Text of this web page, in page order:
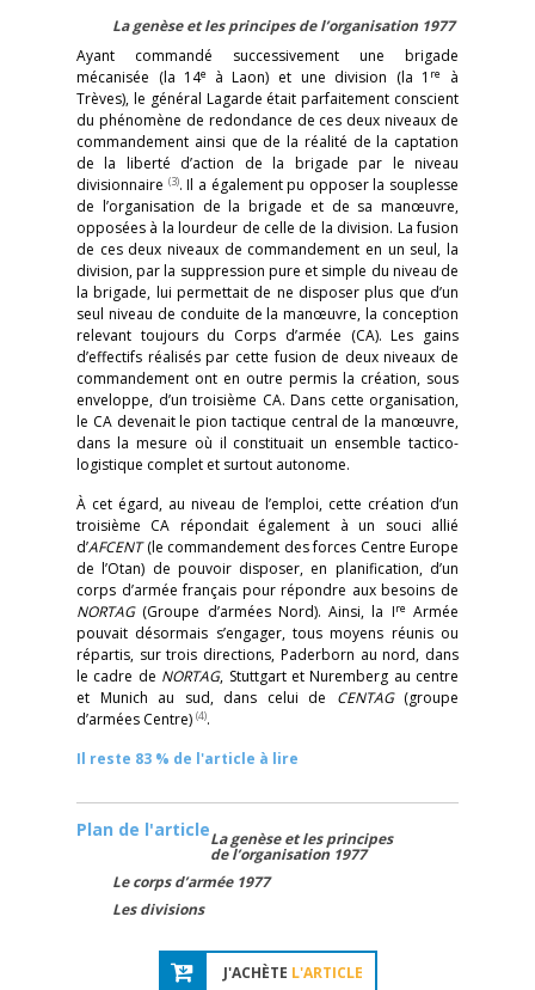
La genèse et les principes de l’organisation 1977
Ayant commandé successivement une brigade
mécanisée (la 14e à Laon) et une division (la 1 re
à
Trèves), le général Lagarde était parfaitement conscient
du phénomène de redondance de ces deux niveaux de
commandement ainsi que de la réalité de la captation
de la liberté d’action de la brigade par le niveau
divisionnaire (3). Il a également pu opposer la souplesse
de l’organisation de la brigade et de sa manœuvre,
opposées à la lourdeur de celle de la division. La fusion
de ces deux niveaux de commandement en un seul, la
division, par la suppression pure et simple du niveau de
la brigade, lui permettait de ne disposer plus que d’un
seul niveau de conduite de la manœuvre, la conception
relevant toujours du Corps d’armée (CA). Les gains
d’effectifs réalisés par cette fusion de deux niveaux de
commandement ont en outre permis la création, sous
enveloppe, d’un troisième CA. Dans cette organisation,
le CA devenait le pion tactique central de la manœuvre,
dans la mesure où il constituait un ensemble tactico-
logistique complet et surtout autonome.
À cet égard, au niveau de l’emploi, cette création d’un
troisième CA répondait également à un souci allié
d’AFCENT(le commandement des forces Centre Europe
de l’Otan) de pouvoir disposer, en planification, d’un
corps d’armée français pour répondre aux besoins de
NORTAG(Groupe d’armées Nord). Ainsi, la IreArmée
pouvait désormais s’engager, tous moyens réunis ou
répartis, sur trois directions, Paderborn au nord, dans
le cadre de NORTAG, Stuttgart et Nuremberg au centre
et Munich au sud, dans celui de CENTAG(groupe
d’armées Centre) (4).
Il reste 83 % de l'article à lire
Plan de l'articleLa genèse et les principes
de l’organisation 1977
Le corps d’armée 1977
Les divisions
J'ACHÈTE L'ARTICLE